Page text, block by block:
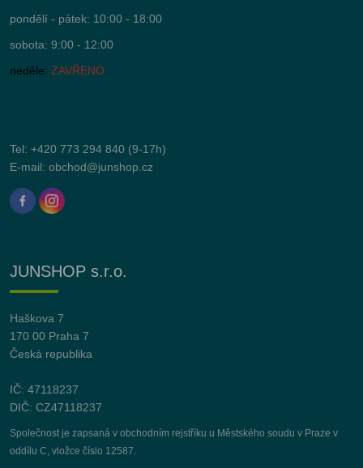
pondělí - pátek: 10:00 - 18:00
sobota: 9:00 - 12:00
neděle: ZAVŘENO
Tel: +420 773 294 840 (9-17h)
E-mail: obchod@junshop.cz
JUNSHOP s.r.o.
Haškova 7
170 00 Praha 7
Česká republika
IČ: 47118237
DIČ: CZ47118237
Společnost je zapsaná v obchodním rejstříku u Městského soudu v Praze v
oddílu C, vložce číslo 12587.